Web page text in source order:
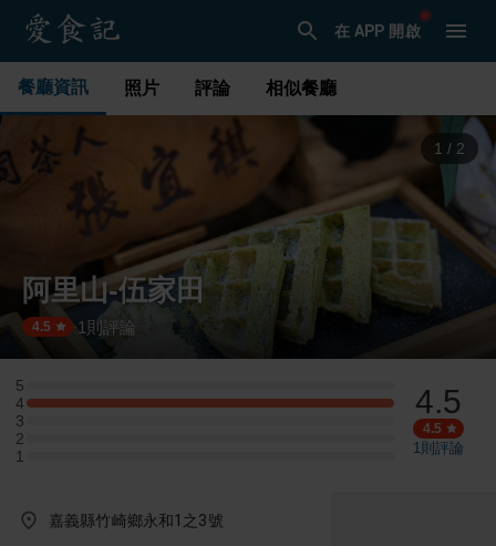
在 APP 開啟
餐廳資訊 照片 評論 相似餐廳
1 / 2
阿里山-伍家田
4.5 · 1 則評論
5
5 星：0 則評論
4
4 星：1 則評論
3
3 星：0 則評論
2
2 星：0 則評論
1
1 星：0 則評論
4.5
4.5
1則評論
嘉義縣竹崎鄉永和1之3號